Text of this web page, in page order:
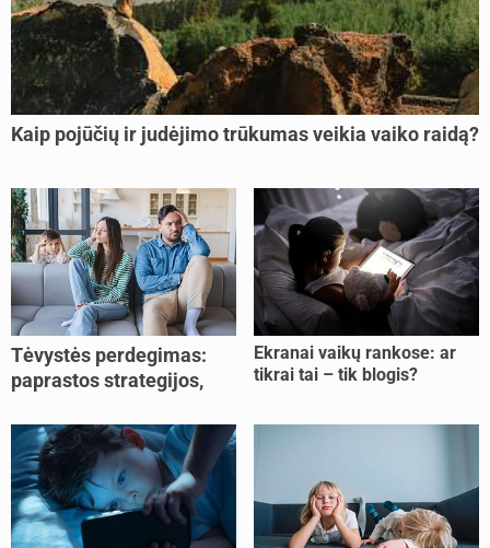
Kaip pojūčių ir judėjimo trūkumas veikia vaiko raidą?
Tėvystės perdegimas:
paprastos strategijos,
jėgas
Ekranai vaikų rankose: ar
tikrai tai – tik blogis?